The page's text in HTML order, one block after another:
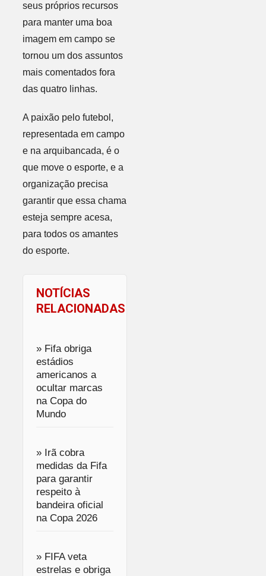
seus próprios recursos
para manter uma boa
imagem em campo se
tornou um dos assuntos
mais comentados fora
das quatro linhas.
A paixão pelo futebol,
representada em campo
e na arquibancada, é o
que move o esporte, e a
organização precisa
garantir que essa chama
esteja sempre acesa,
para todos os amantes
do esporte.
NOTÍCIAS
RELACIONADAS
» Fifa obriga
estádios
americanos a
ocultar marcas
na Copa do
Mundo
» Irã cobra
medidas da Fifa
para garantir
respeito à
bandeira oficial
na Copa 2026
» FIFA veta
estrelas e obriga